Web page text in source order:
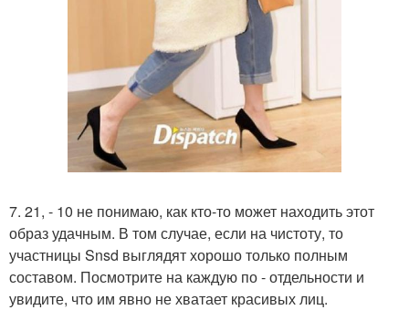
7. 21, - 10 не понимаю, как кто-то может находить этот
образ удачным. В том случае, если на чистоту, то
участницы Snsd выглядят хорошо только полным
составом. Посмотрите на каждую по - отдельности и
увидите, что им явно не хватает красивых лиц.